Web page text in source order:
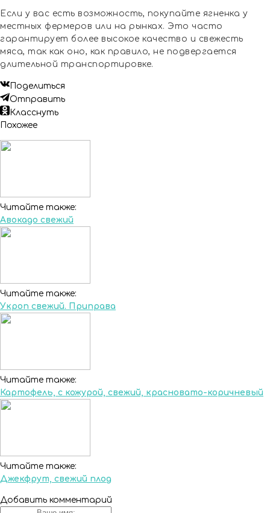
Если у вас есть возможность, покупайте ягненка у
местных фермеров или на рынках. Это часто
гарантирует более высокое качество и свежесть
мяса, так как оно, как правило, не подвергается
длительной транспортировке.
Поделиться
Отправить
Класснуть
Похожее
Читайте также:
Авокадо свежий
Читайте также:
Укроп свежий. Приправа
Читайте также:
Картофель, с кожурой, свежий, красновато-коричневый
Читайте также:
Джекфрут, свежий плод
Добавить комментарий